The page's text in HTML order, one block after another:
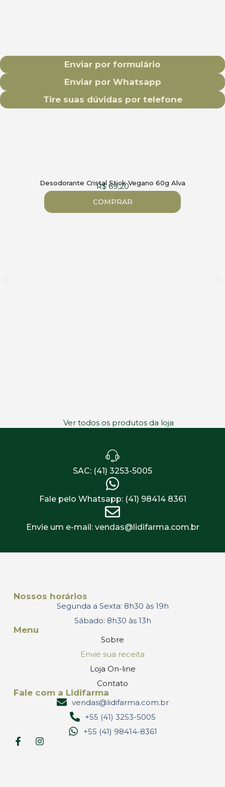
Enviar por formulário
Enviar por Whatsapp
Tire suas dúvidas por telefone
Desodorante Cristal Stick Vegano 60g Alva
R$69,20
COMPRAR
Ver todos os produtos da loja
SAC: (41) 3253-5005
Fale pelo Whatsapp: (41) 98414 8361
Envie um e-mail: vendas@lidifarma.com.br
Nossos horários
Segunda a Sexta: 8h30 às 19h
Sábado: 8h30 às 13h
Menu
Sobre
Envie sua receita
Loja On-line
Contato
Fale com a Lidifarma
vendas@lidifarma.com.br
+55 (41) 3253-5005
+55 (41) 98414-8361